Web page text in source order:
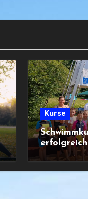
Kurse
erfolgreich